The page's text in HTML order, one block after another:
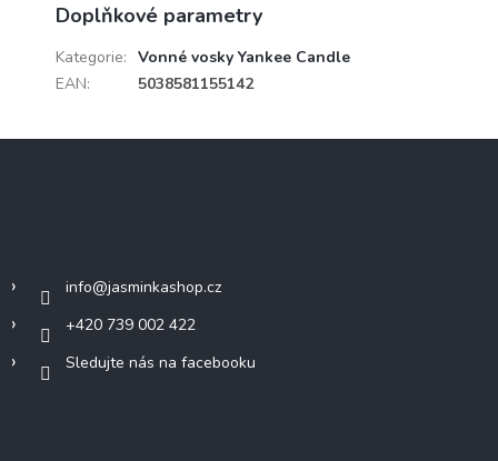
Doplňkové parametry
Kategorie: Vonné vosky Yankee Candle
EAN: 5038581155142
info@jasminkashop.cz
+420 739 002 422
Sledujte nás na facebooku